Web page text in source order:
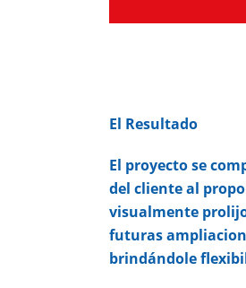
El Resultado
El proyecto se
del cliente al
visualmente
futuras
brindándole